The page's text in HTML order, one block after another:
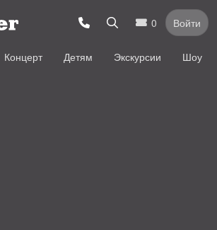
0 Войти
Концерт Детям Экскурсии Шоу